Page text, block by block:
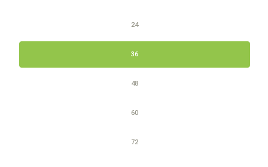
24
36
48
60
72